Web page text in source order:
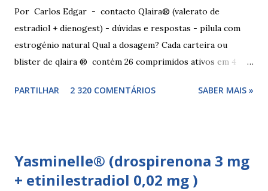
Por Carlos Edgar - contacto Qlaira® (valerato de
estradiol + dienogest) - dúvidas e respostas - pilula com
estrogénio natural Qual a dosagem? Cada carteira ou
blister de qlaira ® contém 26 comprimidos ativos em 4
comprimidos inativos brancos na linha 4. Dosagem
estradiol (estrogénio natural) e 2 mg de dienogest 17
comprimidos amarelo claros, contêm 2 mg de valerato de
PARTILHAR 2 320 COMENTÁRIOS SABER MAIS »
Yasminelle® (drospirenona 3 mg
+ etinilestradiol 0,02 mg )